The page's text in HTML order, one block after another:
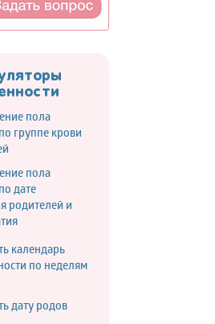
пола
группе крови
пола
дате
родителей и
календарь
по неделям
дату родов